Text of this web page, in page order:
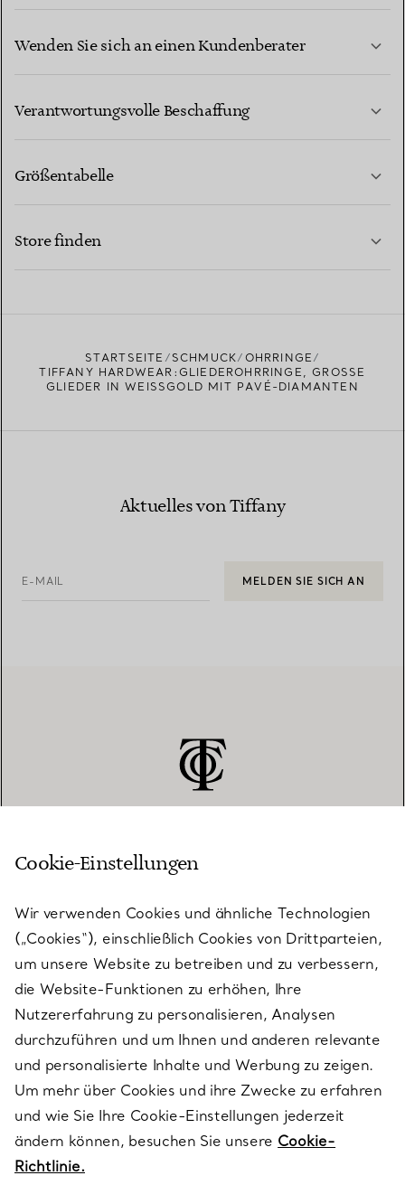
Wenden Sie sich an einen Kundenberater
Verantwortungsvolle Beschaffung
Größentabelle
Store finden
STARTSEITE SCHMUCK
OHRRINGE
TIFFANY HARDWEAR:GLIEDEROHRRINGE, GROSSE G
LIEDER IN WEISSGOLD MIT PAVÉ-DIAMANTEN
Aktuelles von Tiffany
E-MAIL MELDEN SIE SICH AN
KUNDENSERVICE
SERVICES
ÜBER TIFFANY & CO.
RECHTLICHE HINWEISE
FOLGEN SIE UNS
Cookie-Einstellungen
Wir verwenden Cookies und ähnliche Technologien
(„Cookies“), einschließlich Cookies von Drittparteien,
um unsere Website zu betreiben und zu verbessern,
die Website-Funktionen zu erhöhen, Ihre
Nutzererfahrung zu personalisieren, Analysen
durchzuführen und um Ihnen und anderen relevante
und personalisierte Inhalte und Werbung zu zeigen.
Um mehr über Cookies und ihre Zwecke zu erfahren
und wie Sie Ihre Cookie-Einstellungen jederzeit
ändern können, besuchen Sie unsere Cookie-
Richtlinie.